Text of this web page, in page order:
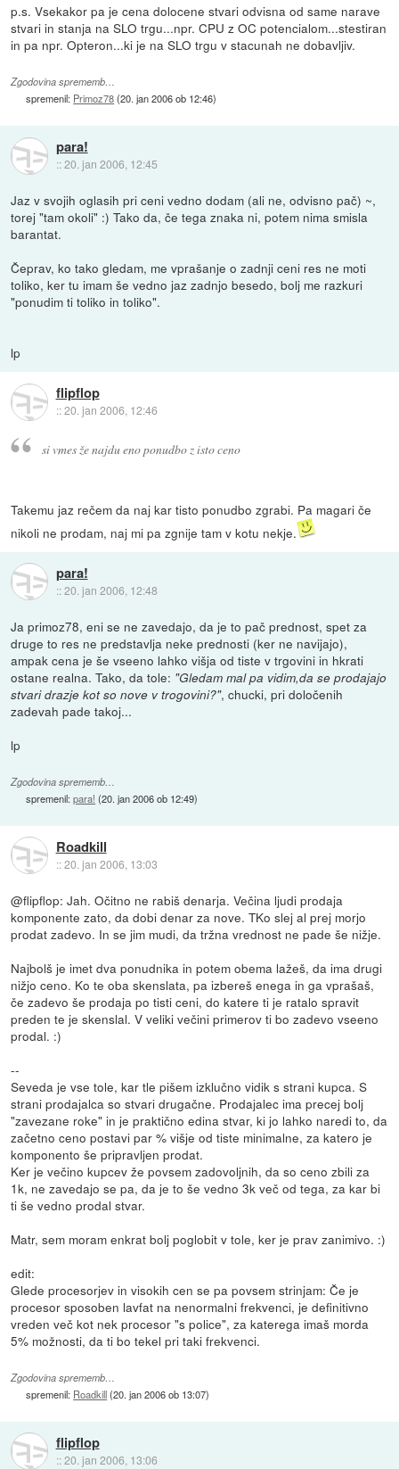
p.s. Vsekakor pa je cena dolocene stvari odvisna od same narave
stvari in stanja na SLO trgu...npr. CPU z OC potencialom...stestiran
in pa npr. Opteron...ki je na SLO trgu v stacunah ne dobavljiv.
Zgodovina sprememb…
spremenil: Primoz78(20. jan 2006 ob 12:46)
para!
::20. jan 2006, 12:45
Jaz v svojih oglasih pri ceni vedno dodam (ali ne, odvisno pač) ~,
torej "tam okoli" :) Tako da, če tega znaka ni, potem nima smisla
barantat.
Čeprav, ko tako gledam, me vprašanje o zadnji ceni res ne moti
toliko, ker tu imam še vedno jaz zadnjo besedo, bolj me razkuri
"ponudim ti toliko in toliko".
lp
flipflop
::20. jan 2006, 12:46
si vmes že najdu eno ponudbo z isto ceno
Takemu jaz rečem da naj kar tisto ponudbo zgrabi. Pa magari če
nikoli ne prodam, naj mi pa zgnije tam v kotu nekje.
para!
::20. jan 2006, 12:48
Ja primoz78, eni se ne zavedajo, da je to pač prednost, spet za
druge to res ne predstavlja neke prednosti (ker ne navijajo),
ampak cena je še vseeno lahko višja od tiste v trgovini in hkrati
ostane realna. Tako, da tole: "Gledam mal pa vidim,da se prodajajo
stvari drazje kot so nove v trogovini?", chucki, pri določenih
zadevah pade takoj...
lp
Zgodovina sprememb…
spremenil:para! (20. jan 2006 ob 12:49)
Roadkill
::20. jan 2006, 13:03
@flipflop: Jah. Očitno ne rabiš denarja. Večina ljudi prodaja
komponente zato, da dobi denar za nove. TKo slej al prej morjo
prodat zadevo. In se jim mudi, da tržna vrednost ne pade še nižje.
Najbolš je imet dva ponudnika in potem obema lažeš, da ima drugi
nižjo ceno. Ko te oba skenslata, pa izbereš enega in ga vprašaš,
če zadevo še prodaja po tisti ceni, do katere ti je ratalo spravit
preden te je skenslal. V veliki večini primerov ti bo zadevo vseeno
prodal. :)
--
Seveda je vse tole, kar tle pišem izklučno vidik s strani kupca. S
strani prodajalca so stvari drugačne. Prodajalec ima precej bolj
"zavezane roke" in je praktično edina stvar, ki jo lahko naredi to, da
začetno ceno postavi par % višje od tiste minimalne, za katero je
komponento še pripravljen prodat.
Ker je večino kupcev že povsem zadovoljnih, da so ceno zbili za
1k, ne zavedajo se pa, da je to še vedno 3k več od tega, za kar bi
ti še vedno prodal stvar.
Matr, sem moram enkrat bolj poglobit v tole, ker je prav zanimivo. :)
edit:
Glede procesorjev in visokih cen se pa povsem strinjam: Če je
procesor sposoben lavfat na nenormalni frekvenci, je definitivno
vreden več kot nek procesor "s police", za katerega imaš morda
5% možnosti, da ti bo tekel pri taki frekvenci.
Zgodovina sprememb…
spremenil: Roadkill(20. jan 2006 ob 13:07)
flipflop
::20. jan 2006, 13:06